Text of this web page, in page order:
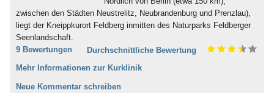
zwischen den Städten Neustrelitz, Neubrandenburg und Prenzlau),
liegt der Kneippkurort Feldberg inmitten des Naturparks Feldberger
Seenlandschaft.
9 Bewertungen
Durchschnittliche Bewertung
Mehr Informationen zur Kurklinik
Neue Kommentar schreiben